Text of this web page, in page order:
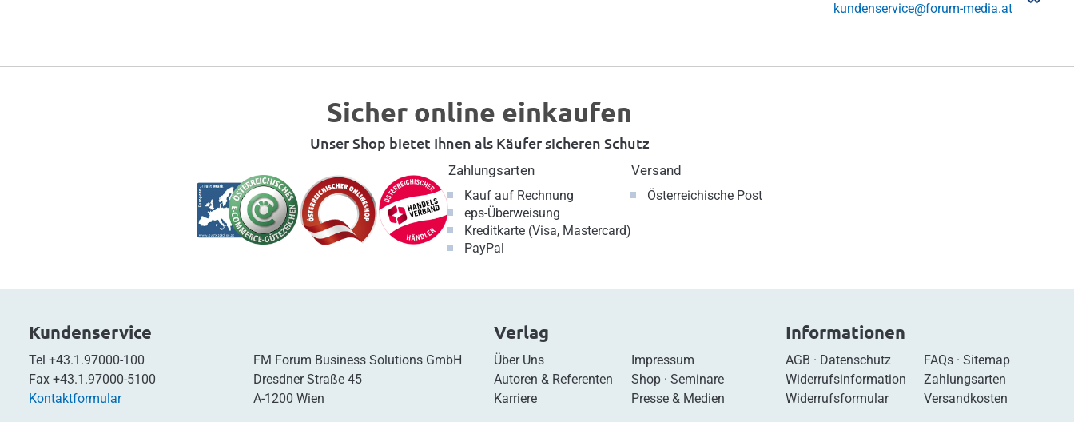
kundenservice@forum-media.at
Sicher online einkaufen
Unser Shop bietet Ihnen als Käufer sicheren Schutz
Zahlungsarten
Kauf auf Rechnung
eps-Überweisung
Kreditkarte (Visa, Mastercard)
PayPal
Versand
Österreichische Post
Kundenservice
Tel +43.1.97000-100
Fax +43.1.97000-5100
Kontaktformular
FM Forum Business Solutions GmbH
Dresdner Straße 45
A-1200 Wien
Verlag
Über Uns
Autoren & Referenten
Karriere
Impressum
Shop ·Seminare
Presse & Medien
Informationen
AGB · Datenschutz
Widerrufsinformation
Widerrufsformular
FAQs· Sitemap
Zahlungsarten
Versandkosten